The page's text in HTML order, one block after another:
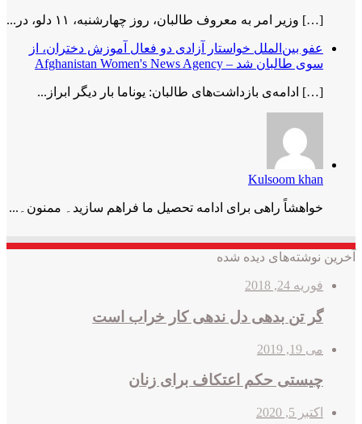
[…] وزیر امر به معروف طالبان، روز چهارشنبه، ۱۱ دلو، در...
عفو بین‌الملل خواستار آزادی دو فعال آموزش دختران، از
سوی طالبان شد – Afghanistan Women's News Agency
[…] ادامه‌ی بازداشت‌های طالبان: یوناما بار دیگر ابراز...
Kulsoom khan
خواھشاً راھی برای ادامه تحصیل ما فراھم سازید۔ ممنون۔...
آخرین نوشته‌های دیده شده
فوریه 24, 2018
گر تن بدهی دل ندهی کار خراب است
می 19, 2019
چیستی حکم اعتکاف برای زنان
اکتبر 5, 2020